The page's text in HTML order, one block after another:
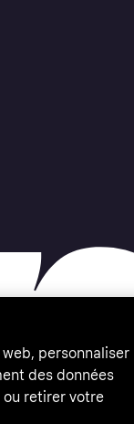
personnaliser
des données
ou retirer votre